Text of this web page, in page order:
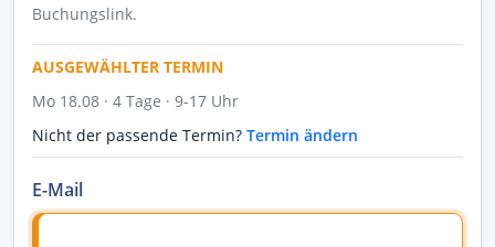
Buchungslink.
AUSGEWÄHLTER TERMIN
Mo 18.08 · 4 Tage · 9-17 Uhr
Nicht der passende Termin? Termin ändern
E-Mail